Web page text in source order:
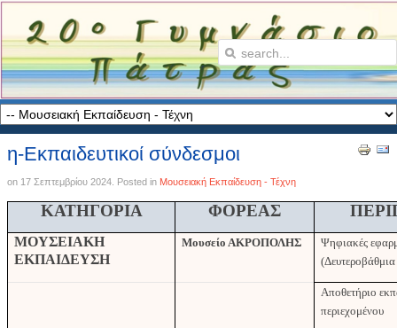
η-Εκπαιδευτικοί σύνδεσμοι
on 17 Σεπτεμβρίου 2024 . Posted in Μουσειακή Εκπαίδευση - Τέχνη
ΚΑΤΗΓΟΡΙΑ ΦΟΡΕΑΣ
ΜΟΥΣΕΙΑΚΗ
ΕΚΠΑΙΔΕΥΣΗ
Μουσείο ΑΚΡΟΠΟΛΗΣ
Ψηφιακές
Αποθετήριο
περιεχομένου